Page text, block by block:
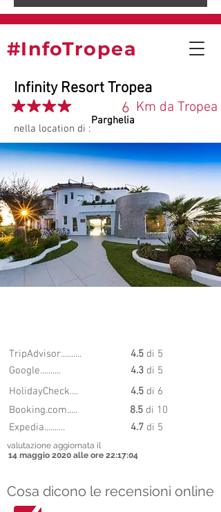
#InfoTropea
Infinity Resort Tropea
nella location di :
Parghelia
6 Km da Tropea
TripAdvisor.......... 4.5 di 5
Google..........
4.3 di 5
HolidayCheck....
4.5 di 6
Booking.com.....
8.5 di 10
Expedia..........
4.7 di 5
valutazione aggiornata il
14 maggio 2020 alle ore 22:17:04
Cosa dicono le recensioni online